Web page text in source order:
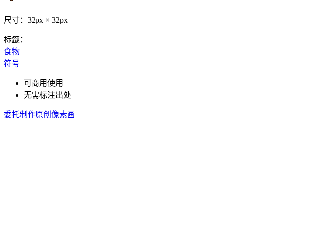
尺寸：32px × 32px
标籤：
食物
符号
可商用使用
无需标注出处
委托制作原创像素画